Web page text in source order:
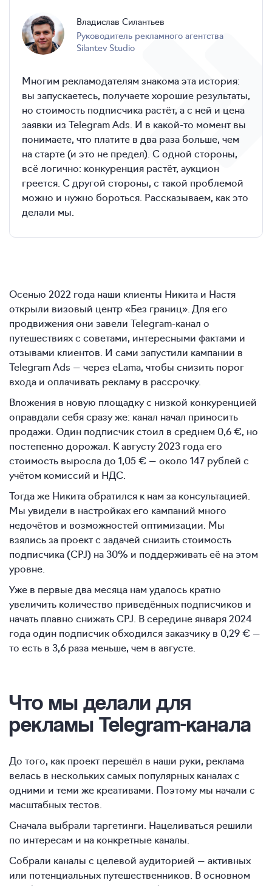
Владислав Силантьев
руководитель рекламного агентства
Silantev Studio
Многим рекламодателям знакома эта история:
вы запускаетесь, получаете хорошие результаты,
но стоимость подписчика растёт, а с ней и цена
заявки из Telegram Ads. И в какой-то момент вы
понимаете, что платите в два раза больше, чем
на старте (и это не предел). С одной стороны,
всё логично: конкуренция растёт, аукцион
греется. С другой стороны, с такой проблемой
можно и нужно бороться. Рассказываем, как это
делали мы.
Осенью 2022 года наши клиенты Никита и Настя
открыли визовый центр «Без границ». Для его
продвижения они завели Telegram-канал о
путешествиях с советами, интересными фактами и
отзывами клиентов. И сами запустили кампании в
Telegram Ads — через eLama, чтобы снизить порог
входа и оплачивать рекламу в рассрочку.
Вложения в новую площадку с низкой конкуренцией
оправдали себя сразу же: канал начал приносить
продажи. Один подписчик стоил в среднем 0,6 €, но
постепенно дорожал. К августу 2023 года его
стоимость выросла до 1,05 € — около 147 рублей с
учётом комиссий и НДС.
Тогда же Никита обратился к нам за консультацией.
Мы увидели в настройках его кампаний много
недочётов и возможностей оптимизации. Мы
взялись за проект с задачей снизить стоимость
подписчика (CPJ) на 30% и поддерживать её на этом
уровне.
Уже в первые два месяца нам удалось кратно
увеличить количество приведённых подписчиков и
начать плавно снижать CPJ. В середине января 2024
года один подписчик обходился заказчику в 0,29 € —
то есть в 3,6 раза меньше, чем в августе.
Что мы делали для
рекламы Telegram-канала
До того, как проект перешёл в наши руки, реклама
велась в нескольких самых популярных каналах с
одними и теми же креативами. Поэтому мы начали с
масштабных тестов.
Сначала выбрали таргетинги. Нацеливаться решили
по интересам и на конкретные каналы.
Собрали каналы с целевой аудиторией — активных
или потенциальных путешественников. В основном